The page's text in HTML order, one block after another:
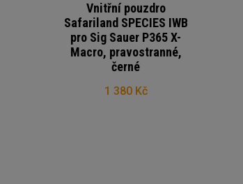
Vnitřní pouzdro
Safariland SPECIES IWB
pro Sig Sauer P365 X-
Macro, pravostranné,
černé
1 380 Kč